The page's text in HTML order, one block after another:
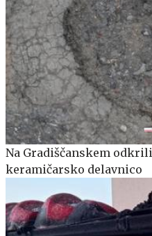
Na Gradiščanskem
keramičarsko delavnico